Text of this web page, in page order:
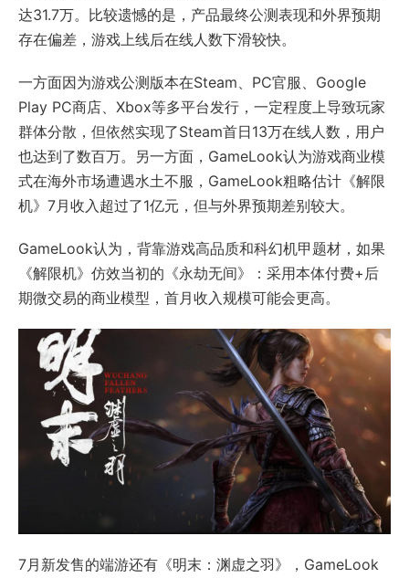
达31.7万。比较遗憾的是，产品最终公测表现和外界预期
存在偏差，游戏上线后在线人数下滑较快。
一方面因为游戏公测版本在Steam、PC官服、Google
Play PC商店、Xbox等多平台发行，一定程度上导致玩家
群体分散，但依然实现了Steam首日13万在线人数，用户
也达到了数百万。另一方面，GameLook认为游戏商业模
式在海外市场遭遇水土不服，GameLook粗略估计 《解限
机》 7月收入超过了1亿元，但与外界预期差别较大。
GameLook认为，背靠游戏高品质和科幻机甲题材，如果
《解限机》仿效当初的《永劫无间》：采用本体付费+后
期微交易的商业模型，首月收入规模可能会更高。
7月新发售的端游还有《明末：渊虚之羽》，GameLook